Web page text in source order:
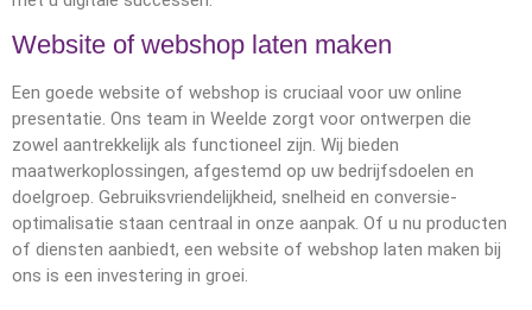
Website of webshop laten maken
Een goede website of webshop is cruciaal voor uw online
presentatie. Ons team in Weelde zorgt voor ontwerpen die
zowel aantrekkelijk als functioneel zijn. Wij bieden
maatwerkoplossingen, afgestemd op uw bedrijfsdoelen en
doelgroep. Gebruiksvriendelijkheid, snelheid en conversie-
optimalisatie staan centraal in onze aanpak. Of u nu producten
of diensten aanbiedt, een website of webshop laten maken bij
ons is een investering in groei.